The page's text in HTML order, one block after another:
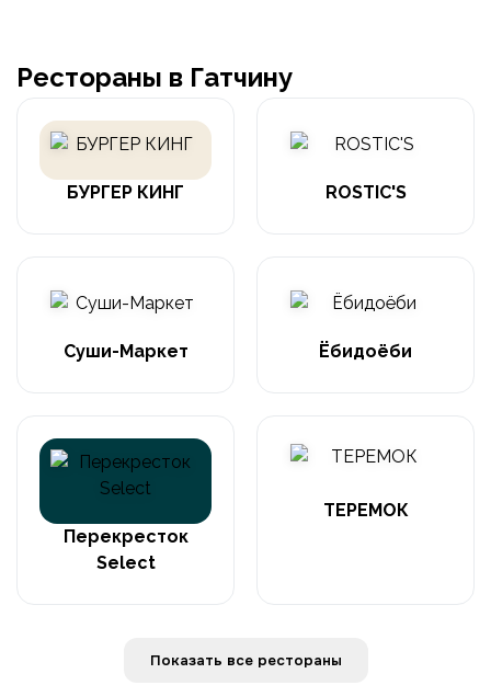
Рестораны в Гатчину
БУРГЕР КИНГ ROSTIC'S
Суши-Маркет Ёбидоёби
Перекресток
Select
ТЕРЕМОК
Показать все рестораны